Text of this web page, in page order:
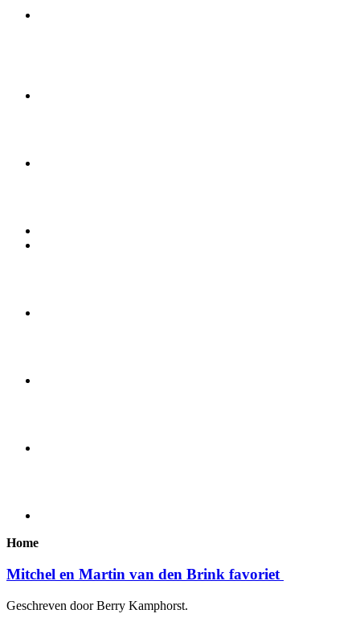
Home
Mitchel en Martin van den Brink favoriet
Geschreven door Berry Kamphorst.